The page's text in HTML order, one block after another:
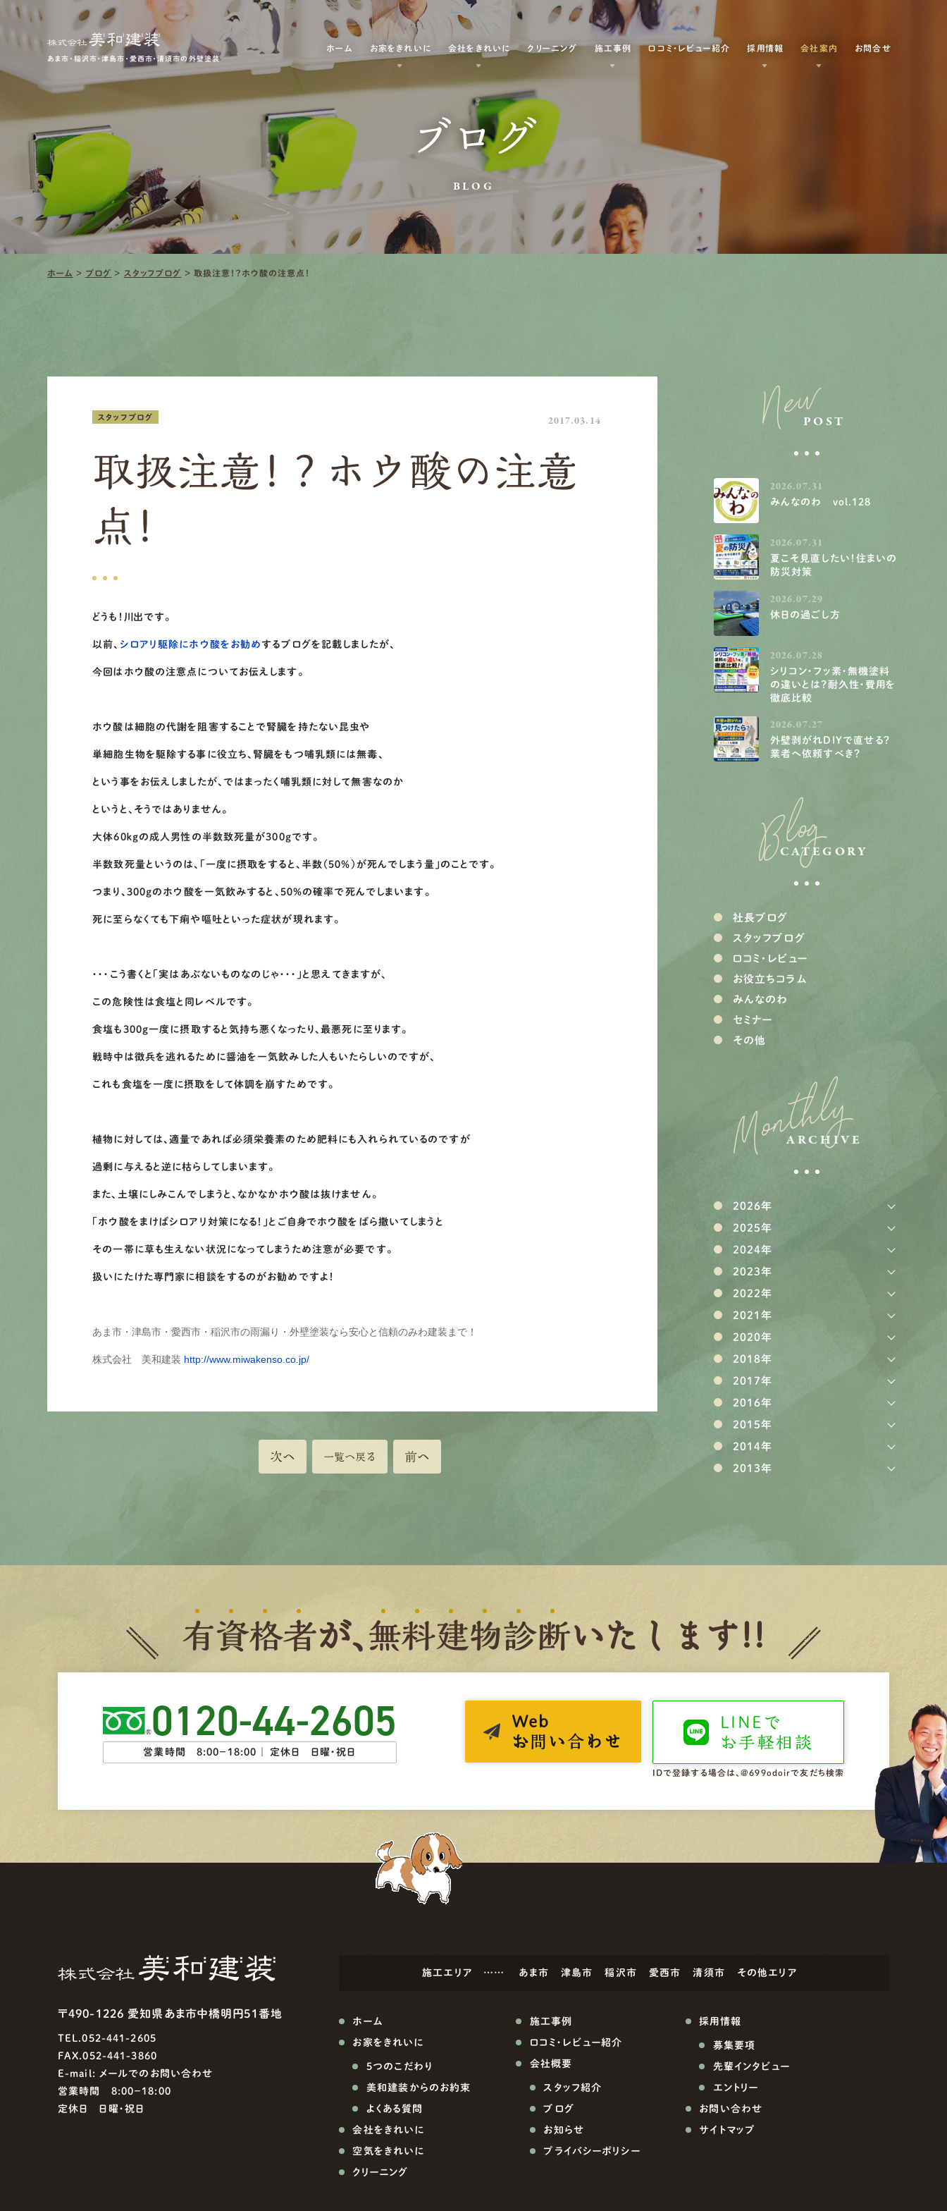
あま市・稲沢市・津島市・愛西市・清須市の外壁塗装
ホーム お家をきれいに 会社をきれいに クリーニング 施工事例 口コミ・レビュー紹介 採用情報 会社案内 お問合せ
ブログ
BLOG
ホーム > ブログ > スタッフブログ > 取扱注意！？ホウ酸の注意点！
スタッフブログ 2017.03.14
取扱注意！？ホウ酸の注意
点！
どうも！川出です。
以前、 シロアリ駆除にホウ酸をお勧めするブログを記載しましたが、
今回はホウ酸の注意点についてお伝えします。
ホウ酸は細胞の代謝を阻害することで腎臓を持たない昆虫や
単細胞生物を駆除する事に役立ち、腎臓をもつ哺乳類には無毒、
という事をお伝えしましたが、ではまったく哺乳類に対して無害なのか
というと、そうではありません。
大体60ｋｇの成人男性の半数致死量が300ｇです。
半数致死量というのは、「一度に摂取をすると、半数（５０％）が死んでしまう量」のことです。
つまり、300ｇのホウ酸を一気飲みすると、５０％の確率で死んでしまいます。
死に至らなくても下痢や嘔吐といった症状が現れます。
・・・こう書くと「実はあぶないものなのじゃ・・・」と思えてきますが、
この危険性は食塩と同レベルです。
食塩も300ｇ一度に摂取すると気持ち悪くなったり、最悪死に至ります。
戦時中は徴兵を逃れるために醤油を一気飲みした人もいたらしいのですが、
これも食塩を一度に摂取をして体調を崩すためです。
植物に対しては、適量であれば必須栄養素のため肥料にも入れられているのですが
過剰に与えると逆に枯らしてしまいます。
また、土壌にしみこんでしまうと、なかなかホウ酸は抜けません。
「ホウ酸をまけばシロアリ対策になる！」とご自身でホウ酸をばら撒いてしまうと
その一帯に草も生えない状況になってしまうため注意が必要です。
扱いにたけた専門家に相談をするのがお勧めですよ！
あま市・津島市・愛西市・稲沢市の雨漏り・外壁塗装なら安心と信頼のみわ建装まで！
株式会社 美和建装 http://www.miwakenso.co.jp/
次へ 一覧へ戻る 前へ
NewPOST
2026.07.31
みんなのわ vol.128
2026.07.31
夏こそ見直したい！住まいの
防災対策
2026.07.29
休日の過ごし方
2026.07.28
シリコン・フッ素・無機塗料
の違いとは？耐久性・費用を
徹底比較
2026.07.27
外壁剥がれDIYで直せる？
業者へ依頼すべき？
Blog
CATEGORY
社長ブログ
スタッフブログ
口コミ・レビュー
お役立ちコラム
みんなのわ
セミナー
その他
Monthly
ARCHIVE
2026年
2025年
2024年
2023年
2022年
2021年
2020年
2018年
2017年
2016年
2015年
2014年
2013年
有資格者が、 無料建物診断いたします!!
0120-44-2605
営業時間 8:00−18:00 ｜ 定休日 日曜・祝日
Web
お問い合わせ
LINEで
お手軽相談
IDで登録する場合は、@699odoirで友だち検索
〒490-1226 愛知県あま市中橋明円51番地
TEL.052-441-2605
FAX.052-441-3860
E-mail: メールでのお問い合わせ
営業時間 8:00−18:00
定休日 日曜・祝日
施工エリア …… あま市 津島市 稲沢市 愛西市 清須市 その他エリア
ホーム
お家をきれいに
5つのこだわり
美和建装からのお約束
よくある質問
会社をきれいに
空気をきれいに
クリーニング
施工事例
口コミ・レビュー紹介
会社概要
スタッフ紹介
ブログ
お知らせ
プライバシーポリシー
採用情報
募集要項
先輩インタビュー
エントリー
お問い合わせ
サイトマップ